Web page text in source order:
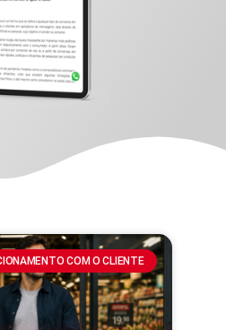
COM O CLIENTE